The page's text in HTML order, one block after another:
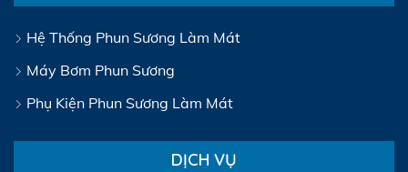
Hệ Thống Phun Sương Làm Mát
Máy Bơm Phun Sương
Phụ Kiện Phun Sương Làm Mát
DỊCH VỤ